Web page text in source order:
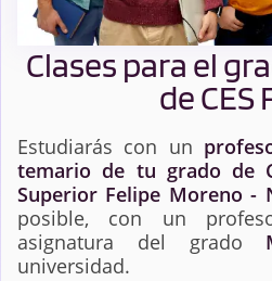
Clases para el
de CES
Estudiarás con un
temario de tu grado de
Superior Felipe Moreno -
posible, con un
asignatura del grado
universidad.